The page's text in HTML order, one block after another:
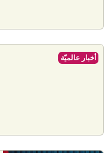
أخبار عالميّة